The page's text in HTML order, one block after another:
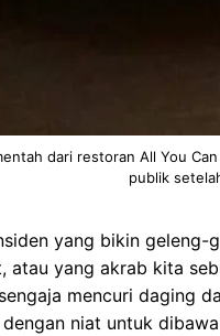
dari restoran All You
publik
yang bikin
atau yang akrab kita
mencuri daging
niat untuk